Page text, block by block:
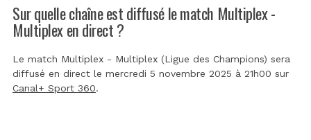
Sur quelle chaîne est diffusé le match Multiplex -
Multiplex en direct ?
Le match Multiplex - Multiplex (Ligue des Champions) sera
diffusé en direct le mercredi 5 novembre 2025 à 21h00 sur
Canal+ Sport 360.